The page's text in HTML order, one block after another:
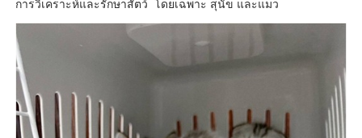
การวิเคราะห์และรักษาสัตว์ โดยเฉพาะ สุนัข และแมว